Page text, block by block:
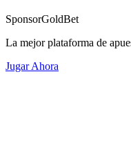
SponsorGoldBet
La mejor plataforma de
Jugar Ahora